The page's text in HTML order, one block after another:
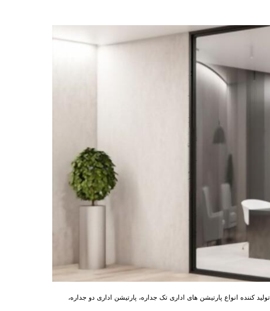
کننده انواع پارتیشن های اداری تک جداره، پارتیشن اداری دو جداره،